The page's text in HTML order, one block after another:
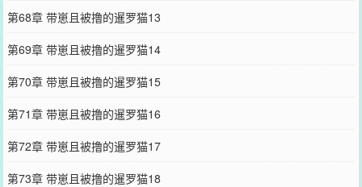
第68章 带崽且被撸的暹罗猫13
第69章 带崽且被撸的暹罗猫14
第70章 带崽且被撸的暹罗猫15
第71章 带崽且被撸的暹罗猫16
第72章 带崽且被撸的暹罗猫17
第73章 带崽且被撸的暹罗猫18